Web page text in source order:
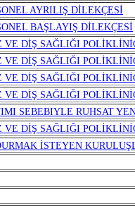
AYRILIŞ DİLEKÇESİ
BAŞLAYIŞ DİLEKÇESİ
DİŞ SAĞLIĞI
DİŞ SAĞLIĞI
DİŞ SAĞLIĞI
DİŞ SAĞLIĞI
SEBEBIYLE RUHSAT
DİŞ SAĞLIĞI
İSTEYEN